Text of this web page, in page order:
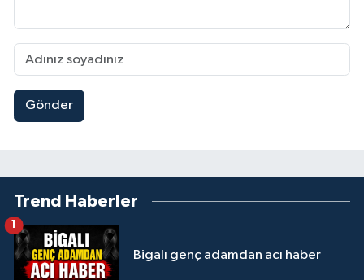
Gönder
Trend Haberler
Bigalı genç adamdan acı haber
1